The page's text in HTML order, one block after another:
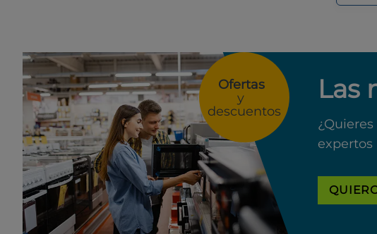
Ofertas
y
descuentos
Las
expertos